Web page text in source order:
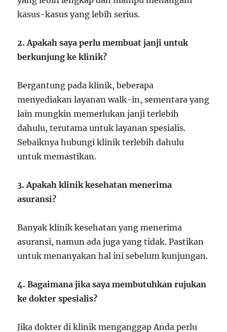
kasus-kasus yang lebih serius.
2. Apakah saya perlu membuat janji untuk
berkunjung ke klinik?
Bergantung pada klinik, beberapa
menyediakan layanan walk-in, sementara yang
lain mungkin memerlukan janji terlebih
dahulu, terutama untuk layanan spesialis.
Sebaiknya hubungi klinik terlebih dahulu
untuk memastikan.
3. Apakah klinik kesehatan menerima
asuransi?
Banyak klinik kesehatan yang menerima
asuransi, namun ada juga yang tidak. Pastikan
untuk menanyakan hal ini sebelum kunjungan.
4. Bagaimana jika saya membutuhkan rujukan
ke dokter spesialis?
Jika dokter di klinik menganggap Anda perlu